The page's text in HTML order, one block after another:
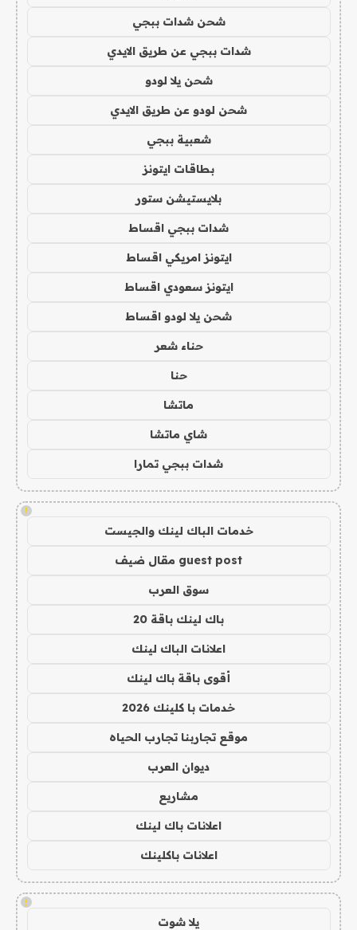
شحن شدات ببجي
شدات ببجي عن طريق الايدي
شحن يلا لودو
شحن لودو عن طريق الايدي
شعبية ببجي
بطاقات ايتونز
بلايستيشن ستور
شدات ببجي اقساط
ايتونز امريكي اقساط
ايتونز سعودي اقساط
شحن يلا لودو اقساط
حناء شعر
حنا
ماتشا
شاي ماتشا
شدات ببجي تمارا
!
خدمات الباك لينك والجيست
guest post مقال ضيف
سوق العرب
باك لينك باقة 20
اعلانات الباك لينك
أقوى باقة باك لينك
خدمات با كلينك 2026
موقع تجاربنا تجارب الحياه
ديوان العرب
مشاريع
اعلانات باك لينك
اعلانات باكلينك
!
يلا شوت